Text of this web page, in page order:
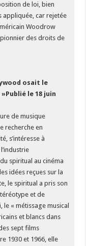
de loi, bien
appliquée, car rejetée
Woodrow
des droits de
osait le
Publié le 18 juin
de musique
recherche en
s’intéresse à
spiritual au cinéma
idées reçues sur la
le spiritual a pris son
et de
« métissage musical
et blancs dans
sept films
1930 et 1966, elle